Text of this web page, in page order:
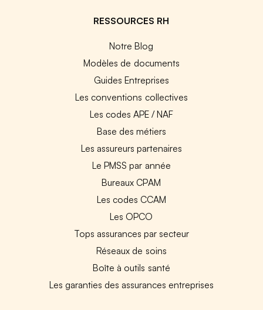
RESSOURCES RH
Notre Blog
Modèles de documents
Guides Entreprises
Les conventions collectives
Les codes APE / NAF
Base des métiers
Les assureurs partenaires
Le PMSS par année
Bureaux CPAM
Les codes CCAM
Les OPCO
Tops assurances par secteur
Réseaux de soins
Boîte à outils santé
Les garanties des assurances entreprises